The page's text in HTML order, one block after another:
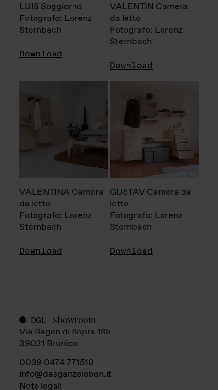
LUIS Soggiorno
Fotografo: Lorenz
Sternbach
Download
VALENTIN Camera
da letto
Fotografo: Lorenz
Sternbach
Download
VALENTINA Camera
da letto
Fotografo: Lorenz
Sternbach
Download
GUSTAV Camera da
letto
Fotografo: Lorenz
Sternbach
Download
DGL Showroom
Via Ragen di Sopra 18b
39031 Brunico
0039 0474 771510
info@dasganzeleben.it
Note legali